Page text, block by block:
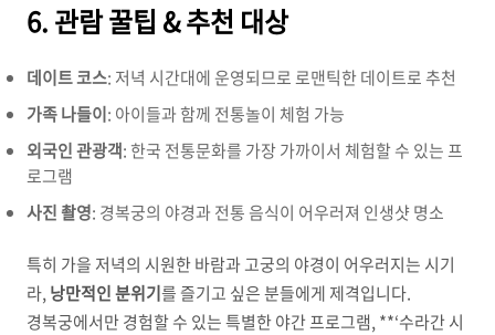
6. 관람 꿀팁 & 추천 대상
데이트 코스: 저녁 시간대에 운영되므로 로맨틱한 데이트로 추천
가족 나들이: 아이들과 함께 전통놀이 체험 가능
외국인 관광객: 한국 전통문화를 가장 가까이서 체험할 수 있는 프
로그램
사진 촬영: 경복궁의 야경과 전통 음식이 어우러져 인생샷 명소
특히 가을 저녁의 시원한 바람과 고궁의 야경이 어우러지는 시기
라, 낭만적인 분위기를 즐기고 싶은 분들에게 제격입니다.
경복궁에서만 경험할 수 있는 특별한 야간 프로그램, **‘수라간 시